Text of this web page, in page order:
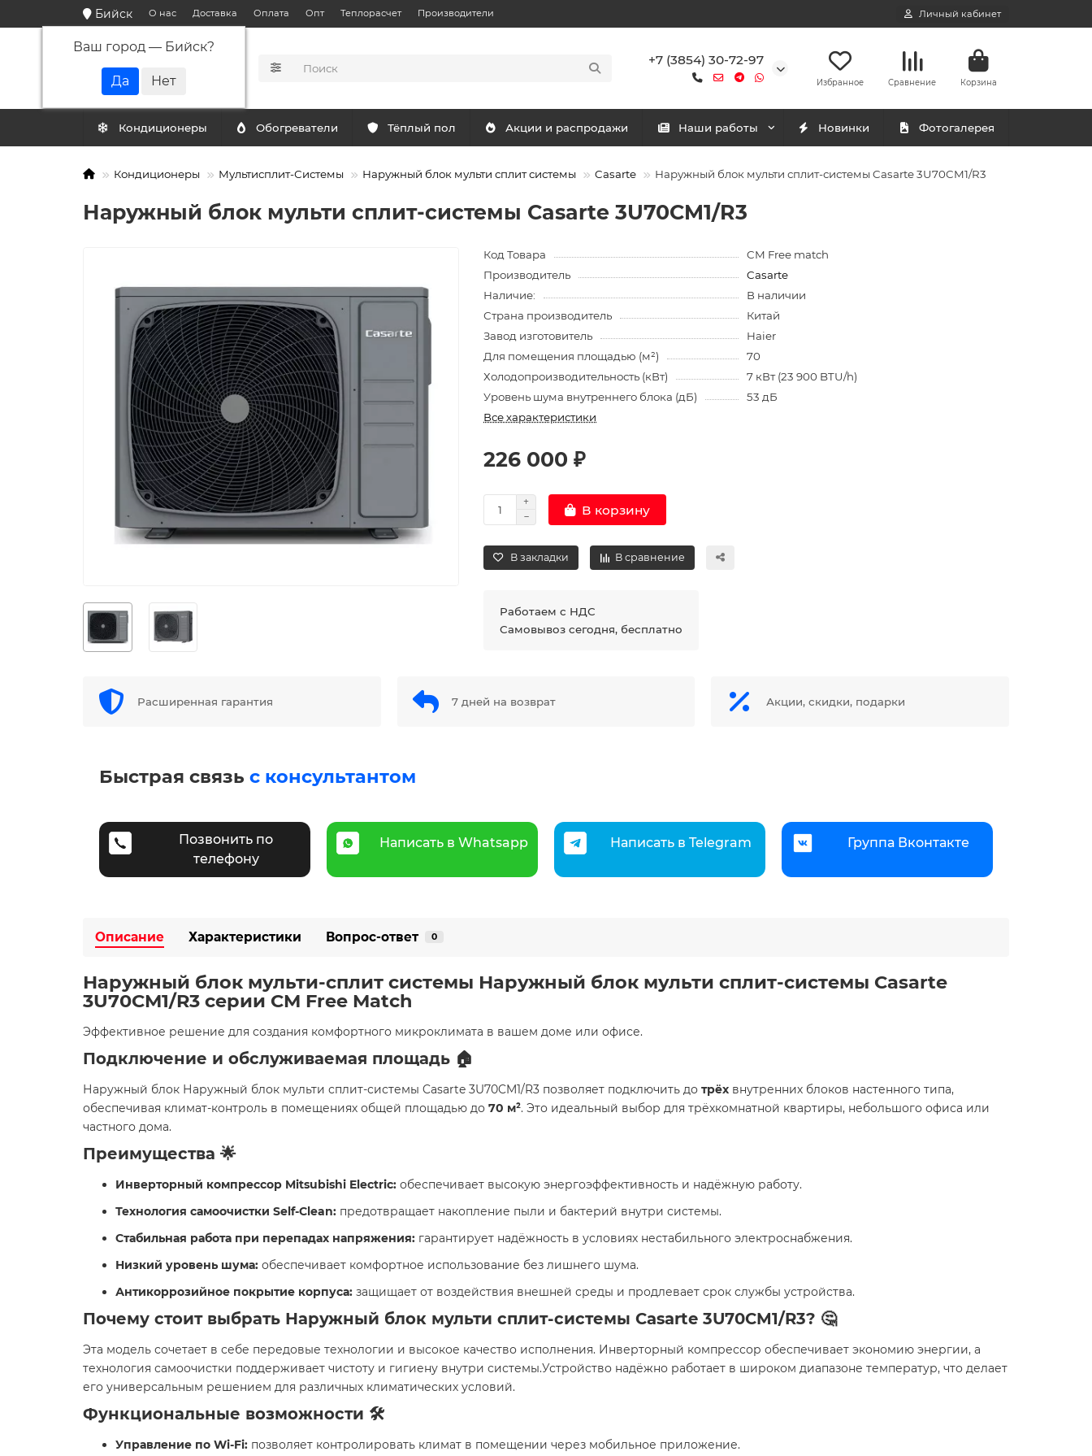
Бийск
Ваш город — Бийск?
О нас Доставка Оплата Опт Теплорасчет Производители Личный кабинет
+7 (3854) 30-72-97
Избранное Сравнение Корзина
Кондиционеры Обогреватели Тёплый пол Акции и распродажи Наши работы Новинки Фотогалерея
Кондиционеры Мультисплит-Системы Наружный блок мульти сплит системы Casarte Наружный блок мульти сплит-системы Casarte 3U70CM1/R3
Наружный блок мульти сплит-системы Casarte 3U70CM1/R3
Код Товара
CM Free match
Производитель
Casarte
Наличие:
В наличии
Страна производитель
Китай
Завод изготовитель
Haier
Для помещения площадью (м²)
70
Холодопроизводительность (кВт)
7 кВт (23 900 BTU/h)
Уровень шума внутреннего блока (дБ)
53 дБ
Все характеристики
226 000 ₽
В корзину
В закладки В сравнение
Работаем с НДС
Самовывоз сегодня, бесплатно
Расширенная гарантия 7 дней на возврат Акции, скидки, подарки
Быстрая связь с консультантом
Позвонить по
телефону
Написать в Whatsapp Написать в Telegram Группа Вконтакте
Описание Характеристики Вопрос-ответ 0
Наружный блок мульти-сплит системы Наружный блок мульти сплит-системы Casarte
3U70CM1/R3 серии CM Free Match
Эффективное решение для создания комфортного микроклимата в вашем доме или офисе.
Подключение и обслуживаемая площадь 🏠
Наружный блок Наружный блок мульти сплит-системы Casarte 3U70CM1/R3 позволяет подключить до трёх внутренних блоков настенного типа,
обеспечивая климат-контроль в помещениях общей площадью до 70 м². Это идеальный выбор для трёхкомнатной квартиры, небольшого офиса или
частного дома.
Преимущества 🌟
Инверторный компрессор Mitsubishi Electric: обеспечивает высокую энергоэффективность и надёжную работу.
Технология самоочистки Self-Clean: предотвращает накопление пыли и бактерий внутри системы.
Стабильная работа при перепадах напряжения: гарантирует надёжность в условиях нестабильного электроснабжения.
Низкий уровень шума: обеспечивает комфортное использование без лишнего шума.
Антикоррозийное покрытие корпуса: защищает от воздействия внешней среды и продлевает срок службы устройства.
Почему стоит выбрать Наружный блок мульти сплит-системы Casarte 3U70CM1/R3? 🤔
Эта модель сочетает в себе передовые технологии и высокое качество исполнения. Инверторный компрессор обеспечивает экономию энергии, а
технология самоочистки поддерживает чистоту и гигиену внутри системы.Устройство надёжно работает в широком диапазоне температур, что делает
его универсальным решением для различных климатических условий.
Функциональные возможности 🛠️
Управление по Wi-Fi: позволяет контролировать климат в помещении через мобильное приложение.